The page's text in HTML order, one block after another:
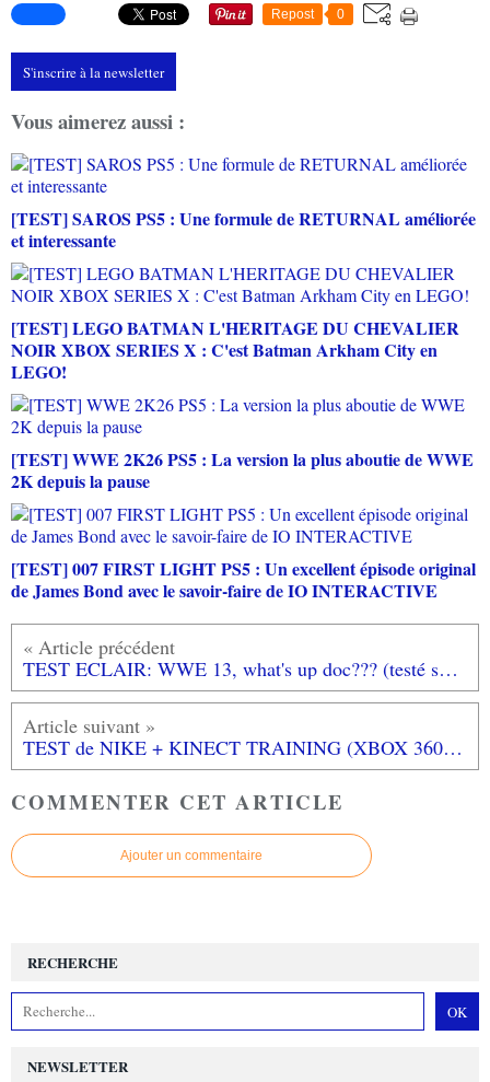
Repost 0
S'inscrire à la newsletter
Vous aimerez aussi :
[TEST] SAROS PS5 : Une formule de RETURNAL améliorée
et interessante
[TEST] LEGO BATMAN L'HERITAGE DU CHEVALIER
NOIR XBOX SERIES X : C'est Batman Arkham City en
LEGO!
[TEST] WWE 2K26 PS5 : La version la plus aboutie de WWE
2K depuis la pause
[TEST] 007 FIRST LIGHT PS5 : Un excellent épisode original
de James Bond avec le savoir-faire de IO INTERACTIVE
TEST ECLAIR: WWE 13, what's up doc??? (testé sur XBOX 360)
TEST de NIKE + KINECT TRAINING (XBOX 360): le Wii Fit, c'est de la rigolade à côté...
COMMENTER CET ARTICLE
Ajouter un commentaire
NEWSLETTER
RECHERCHE